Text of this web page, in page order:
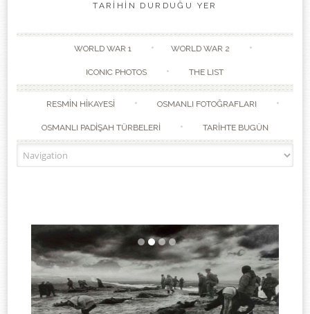
TARİHİN DURDUĞU YER
WORLD WAR 1 WORLD WAR 2
ICONIC PHOTOS THE LIST
RESMİN HİKAYESİ OSMANLI FOTOĞRAFLARI
OSMANLI PADİŞAH TÜRBELERİ TARİHTE BUGÜN